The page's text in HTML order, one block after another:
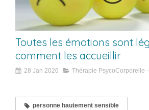
Toutes les émotions sont
comment les accueillir
28 Jan 2026 Thérapie PsycoCorporelle
personne hautement sensible